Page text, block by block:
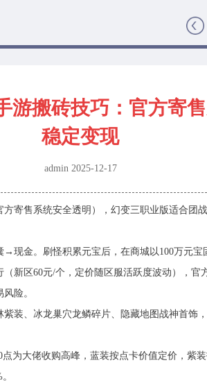
稳定变现
admin 2025-12-17
系统安全透明），幻变三职业版适合团战收益，搬
刷怪积累元宝后，在商城以100万元宝固定价格购
60元/个，定价随区服活跃度波动），官方直连第三
佬收购高峰，蓝装按点卡价值定价，紫装拆分部件